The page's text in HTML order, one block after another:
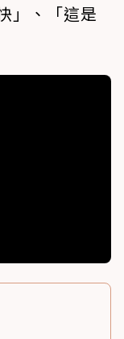
」、「這是